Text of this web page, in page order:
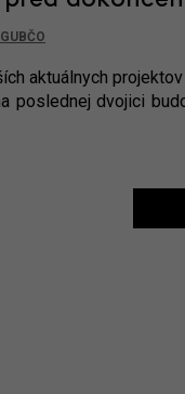
aktuálnych
poslednej dvojici